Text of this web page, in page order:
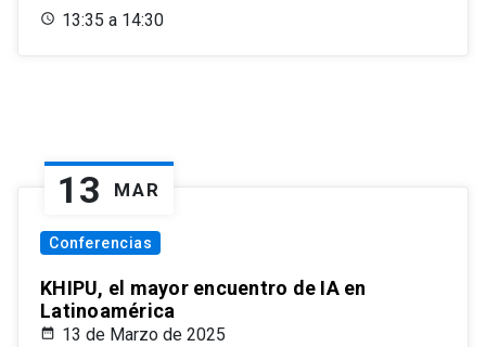
13:35 a 14:30
13 MAR
Conferencias
KHIPU, el mayor encuentro de IA en
Latinoamérica
13 de Marzo de 2025